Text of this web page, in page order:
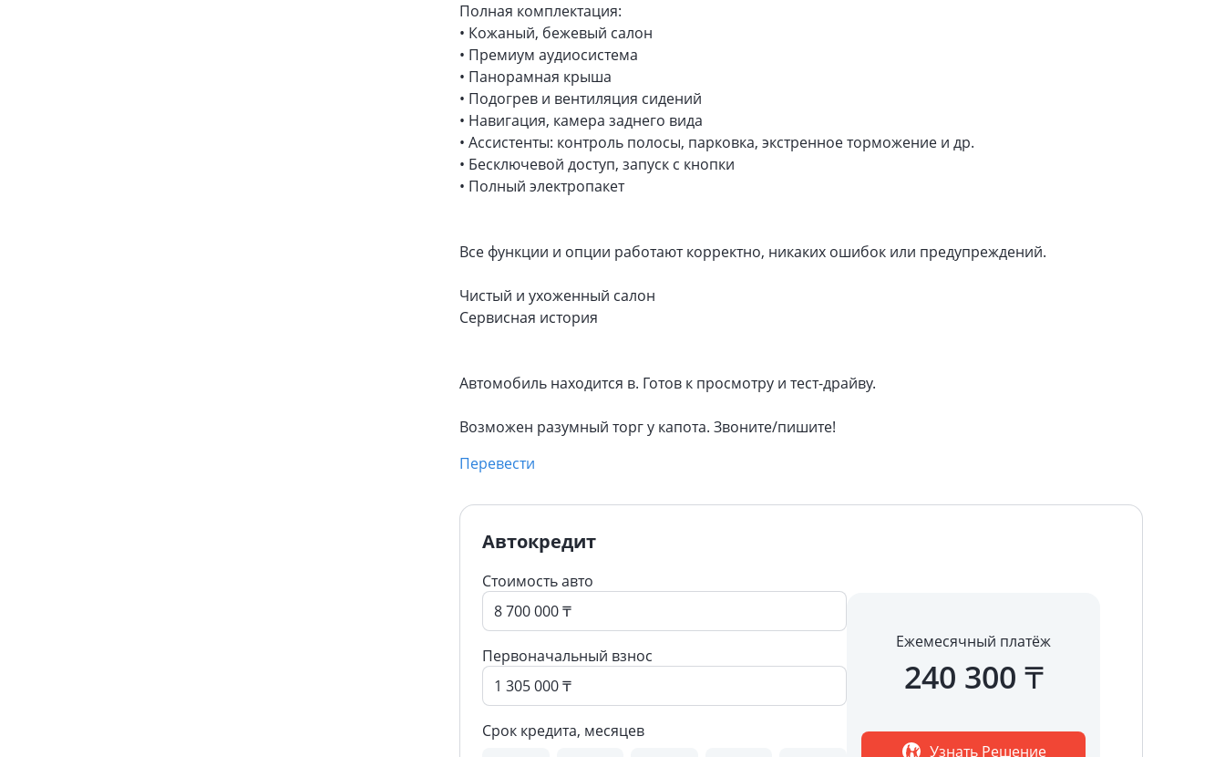
Полная комплектация:
• Кожаный, бежевый салон
• Премиум аудиосистема
• Панорамная крыша
• Подогрев и вентиляция сидений
• Навигация, камера заднего вида
• Ассистенты: контроль полосы, парковка, экстренное торможение и др.
• Бесключевой доступ, запуск с кнопки
• Полный электропакет
Все функции и опции работают корректно, никаких ошибок или предупреждений.
Чистый и ухоженный салон
Сервисная история
Автомобиль находится в. Готов к просмотру и тест-драйву.
Возможен разумный торг у капота. Звоните/пишите!
Перевести
Автокредит
Стоимость авто
Первоначальный взнос
Срок кредита, месяцев
Ежемесячный платёж
240 300 ₸
Узнать Решение